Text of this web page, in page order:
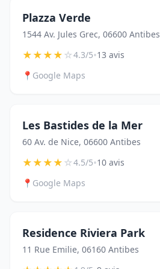
Plazza Verde
1544 Av. Jules Grec, 06600 Antibes
★★★★☆4.3/5•13 avis
📍 Google Maps
Les Bastides de la Mer
60 Av. de Nice, 06600 Antibes
★★★★☆4.5/5•10 avis
📍 Google Maps
Residence Riviera Park
11 Rue Emilie, 06160 Antibes